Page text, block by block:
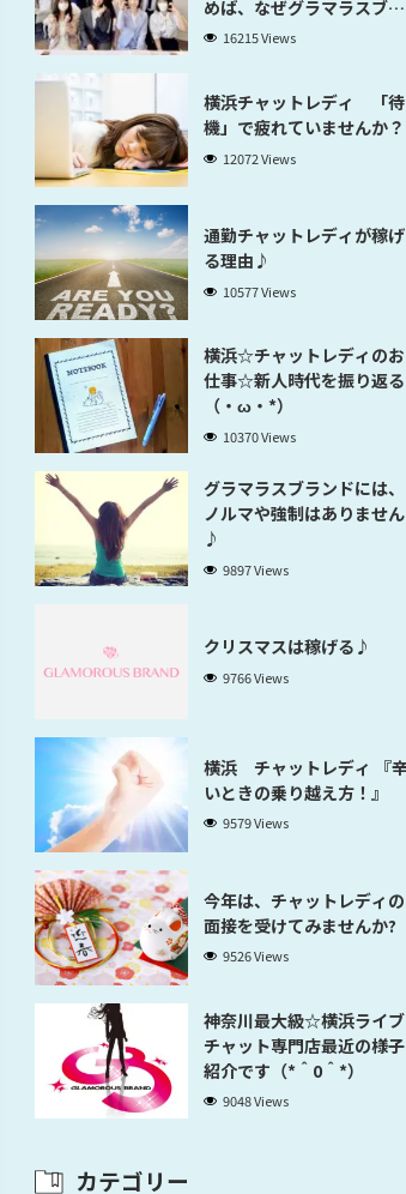
めば、なぜグラマラスブラ
ンド横浜だと稼げるのかが
16215 Views
横浜チャットレディ 「待
機」で疲れていませんか？
12072 Views
通勤チャットレディが稼げ
る理由♪
10577 Views
横浜☆チャットレディのお
仕事☆新人時代を振り返る
（・ω・*）
10370 Views
グラマラスブランドには、
ノルマや強制はありません
♪
9897 Views
クリスマスは稼げる♪
9766 Views
横浜 チャットレディ 『辛
いときの乗り越え方！』
9579 Views
今年は、チャットレディの
面接を受けてみませんか?
9526 Views
神奈川最大級☆横浜ライブ
チャット専門店最近の様子
紹介です（*＾0＾*）
9048 Views
カテゴリー